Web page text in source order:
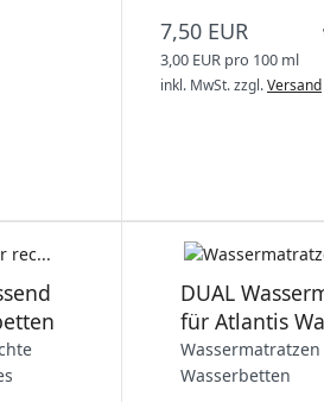
7,50 EUR
3,00 EUR pro 100 ml
inkl. MwSt.zzgl.Versand
DUAL
für Atlantis
Wasserbetten